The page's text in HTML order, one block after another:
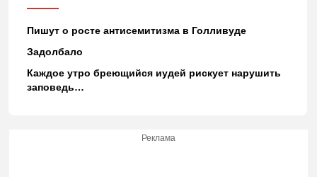
Пишут о росте антисемитизма в Голливуде
Задолбало
Каждое утро бреющийся иудей рискует нарушить
заповедь…
Реклама